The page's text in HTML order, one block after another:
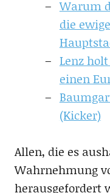
Warum
die
Lenz
einen
(Kicker)
Allen, die es
Wahrnehmung
herausgefordert